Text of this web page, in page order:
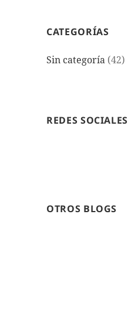
CATEGORÍAS
Sin categoría (42)
REDES SOCIALES
OTROS BLOGS